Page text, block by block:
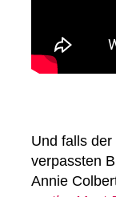
Und falls
verpassten
Annie